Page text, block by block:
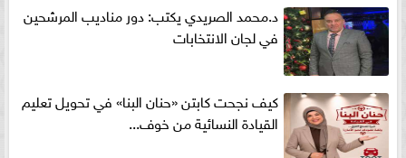
د.محمد الصريدي يكتب: دور مناديب المرشحين
في لجان الانتخابات
كيف نجحت كابتن «حنان البنا» في تحويل تعليم
القيادة النسائية من خوف...